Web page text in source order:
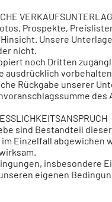
Prospekte,
Unsere
nicht.
noch Dritten
ausdrücklich
Rückgabe unserer
sind Bestandteil
Einzelfall abgewichen
insbesondere
eigenen